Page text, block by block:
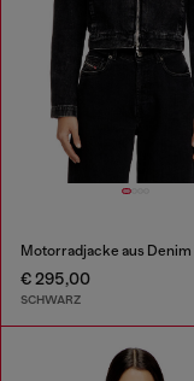
€ 295,00
SCHWARZ